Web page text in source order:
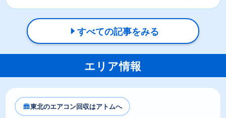
すべての記事をみる
エリア情報
東北のエアコン回収はアトムへ